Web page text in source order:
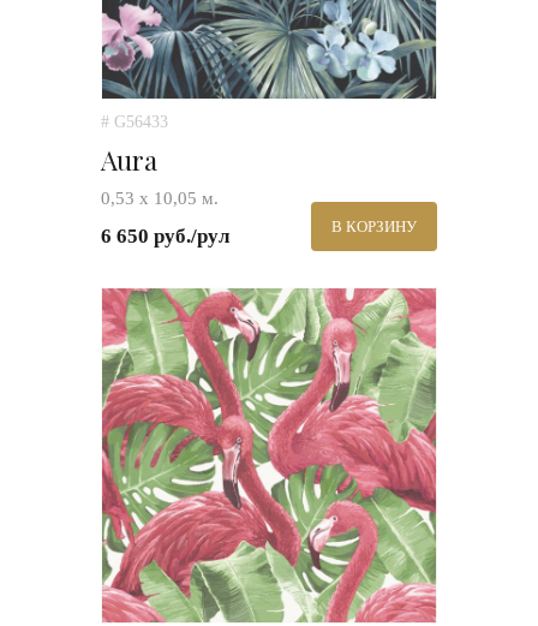
# G56433
Aura
0,53 х 10,05 м.
6 650 руб./рул В КОРЗИНУ